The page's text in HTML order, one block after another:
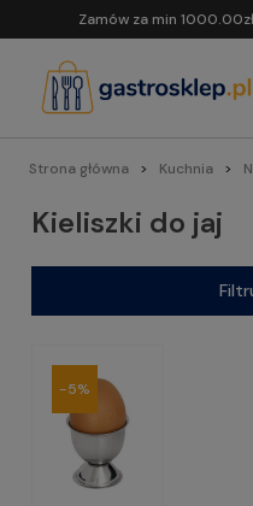
Zamów za min
Strona główna Kuchnia
Kieliszki do jaj
-5%